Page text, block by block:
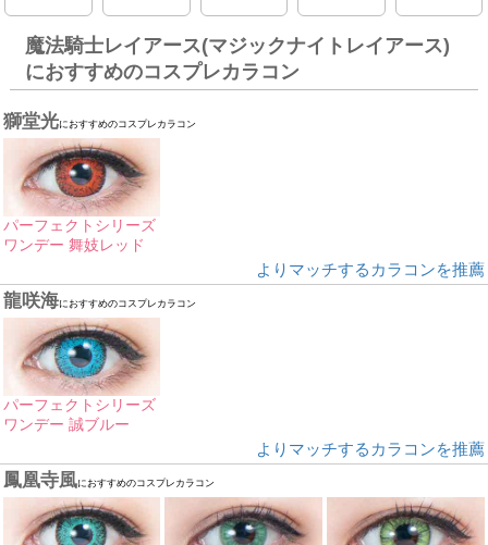
魔法騎士レイアース(マジックナイトレイアース)
におすすめのコスプレカラコン
獅堂光におすすめのコスプレカラコン
パーフェクトシリーズ
ワンデー 舞妓レッド
よりマッチするカラコンを推薦
龍咲海におすすめのコスプレカラコン
パーフェクトシリーズ
ワンデー 誠ブルー
よりマッチするカラコンを推薦
鳳凰寺風におすすめのコスプレカラコン